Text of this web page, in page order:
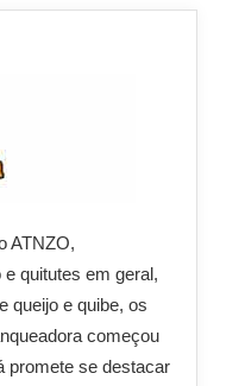
ATNZO,
quitutes em geral,
queijo e quibe, os
começou
promete se destacar